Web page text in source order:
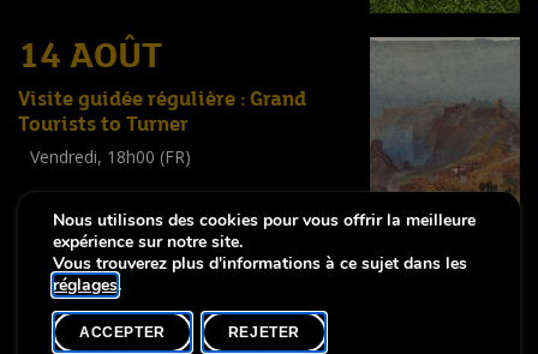
14 AOÛT
Visite guidée régulière : Grand
Tourists to Turner
Vendredi, 18h00 (FR)
Tout public )
Notice légale-
Copyright © 2026, Lëtzebuerg City Museum. Tous droits réservés
Nous utilisons des cookies pour vous offrir la meilleure
expérience sur notre site.
Vous trouverez plus d'informations à ce sujet dans les
réglages.
ACCEPTER REJETER